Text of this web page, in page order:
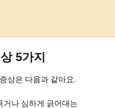
5가지
상은 다음과 같아요.
거나 심하게 긁어대는